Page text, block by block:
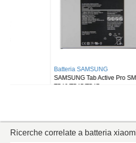
Batteria SAMSUNG
SAMSUNG Tab Active Pro SM-
T540/T545/T547
Ricerche correlate a batteria